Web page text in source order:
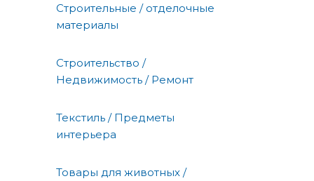
Строительные / отделочные
материалы
Строительство /
Недвижимость / Ремонт
Текстиль / Предметы
интерьера
Товары для животных /